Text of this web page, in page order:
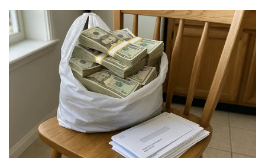
Sân khấu - Điện ảnh
Văn học
Âm nhạc
Giải trí
Nghệ sĩ
Thời trang
Sao Việt